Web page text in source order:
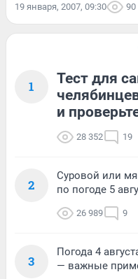
19 января, 2007, 09:30 90
1
Тест для
и
28 352 19
2
Суровой или
по погоде 5
26 989 9
3
Погода 4
— важные